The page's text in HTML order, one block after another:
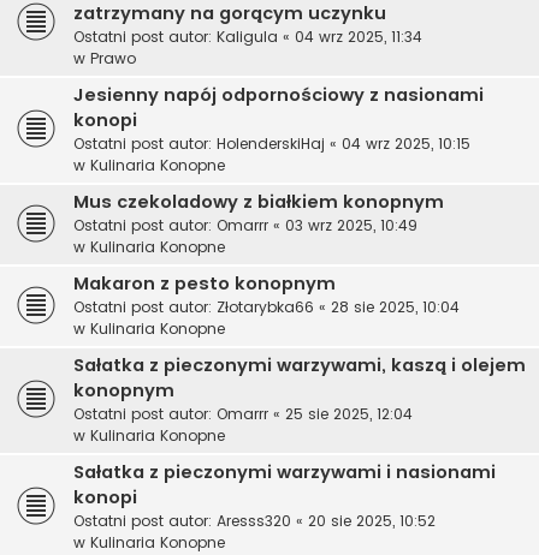
zatrzymany na gorącym uczynku
Ostatni post autor: Kaligula « 04 wrz 2025, 11:34
w Prawo
Jesienny napój odpornościowy z nasionami
konopi
Ostatni post autor: HolenderskiHaj « 04 wrz 2025, 10:15
w Kulinaria Konopne
Mus czekoladowy z białkiem konopnym
Ostatni post autor: Omarrr « 03 wrz 2025, 10:49
w Kulinaria Konopne
Makaron z pesto konopnym
Ostatni post autor: Złotarybka66 « 28 sie 2025, 10:04
w Kulinaria Konopne
Sałatka z pieczonymi warzywami, kaszą i olejem
konopnym
Ostatni post autor: Omarrr « 25 sie 2025, 12:04
w Kulinaria Konopne
Sałatka z pieczonymi warzywami i nasionami
konopi
Ostatni post autor: Aresss320 « 20 sie 2025, 10:52
w Kulinaria Konopne